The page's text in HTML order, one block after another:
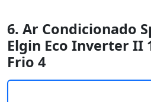
6. Ar Condicionado
Elgin Eco Inverter II
Frio 4